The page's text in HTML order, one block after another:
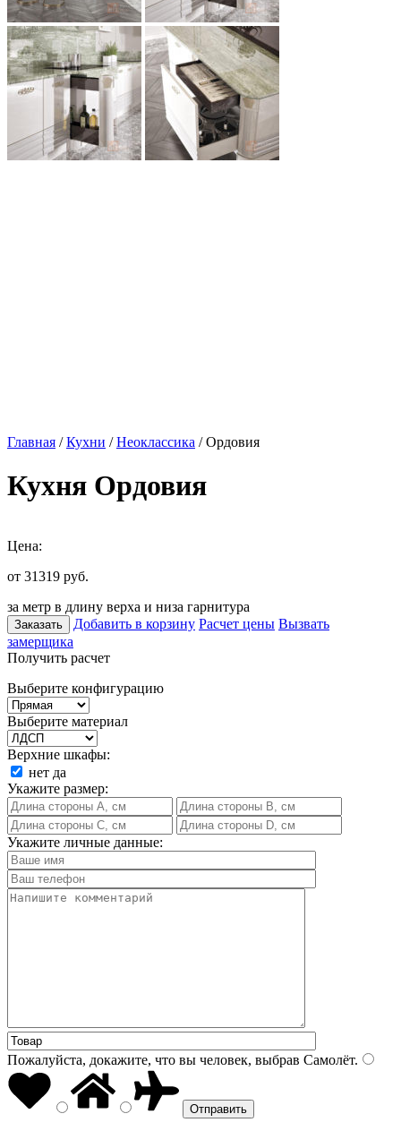
Главная /Кухни /Неоклассика / Ордовия
Кухня Ордовия
Цена:
от 31319 руб.
за метр в длину верха и низа гарнитура
Заказать Добавить в корзину Расчет цены Вызвать
замерщика
Получить расчет
Выберите конфигурацию
Выберите материал
Верхние шкафы:
нет да
Укажите размер:
Укажите личные данные:
Пожалуйста, докажите, что вы человек, выбрав Самолёт.